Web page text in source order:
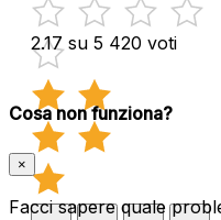
2.17 su 5 420 voti
Cosa non funziona?
×
Facci sapere quale